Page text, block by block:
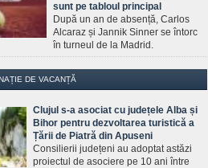
sunt pe tabloul principal
După un an de absență, Carlos
Alcaraz și Jannik Sinner se întorc
în turneul de la Madrid.
DE VACANȚĂ
Clujul s-a asociat cu județele Alba și
Bihor pentru dezvoltarea turistică a
Țării de Piatră din Apuseni
Consilierii județeni au adoptat astăzi
proiectul de asociere pe 10 ani între